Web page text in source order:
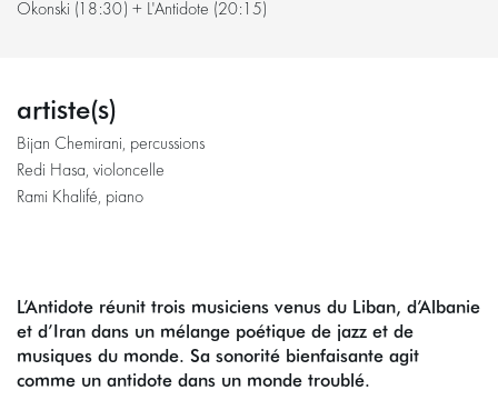
Okonski (18:30) + L'Antidote (20:15)
artiste(s)
Bijan Chemirani, percussions
Redi Hasa, violoncelle
Rami Khalifé, piano
L’Antidote réunit trois musiciens venus du Liban, d’Albanie
et d’Iran dans un mélange poétique de jazz et de
musiques du monde. Sa sonorité bienfaisante agit
comme un antidote dans un monde troublé.